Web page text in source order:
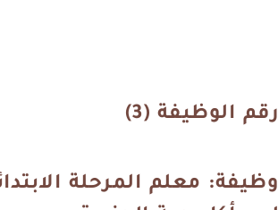
رقم الوظيفة (3)
وظيفة: معلم المرحلة